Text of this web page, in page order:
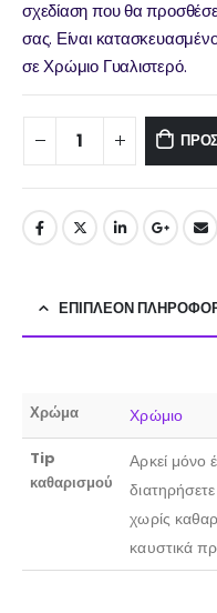
σχεδίαση που θα
σας. Είναι
σε Χρώμιο Γυαλιστερό.
ΕΠΙΠΛΈΟΝ
Χρώμα Χρώμιο
Tip
καθαρισμού
Αρκεί μόνο
χωρίς
καυστικά